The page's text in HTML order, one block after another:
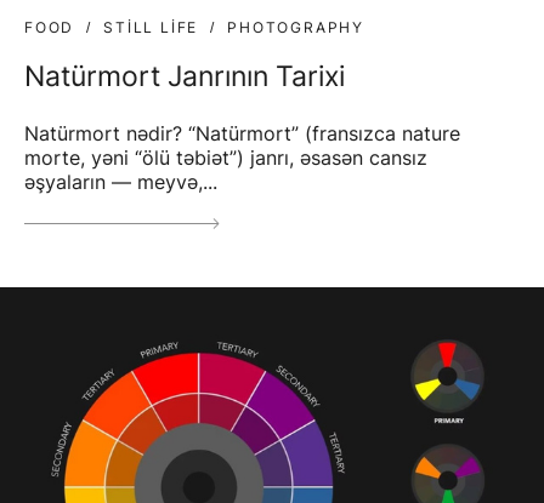
FOOD STILL LIFE PHOTOGRAPHY
Natürmort Janrının Tarixi
Natürmort nədir? “Natürmort” (fransızca nature
morte, yəni “ölü təbiət”) janrı, əsasən cansız
əşyaların — meyvə,...